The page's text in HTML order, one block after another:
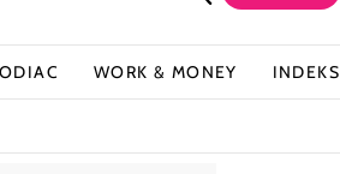
WORK & MONEY INDEKS